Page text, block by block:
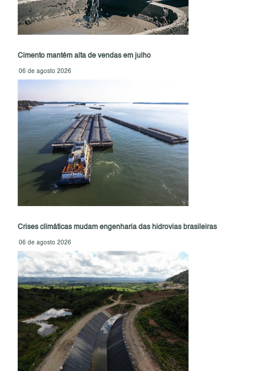
Cimento mantém alta de vendas em julho
06 de agosto 2026
Crises climáticas mudam engenharia das hidrovias brasileiras
06 de agosto 2026